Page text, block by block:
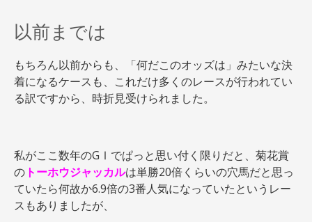
以前までは
もちろん以前からも、「何だこのオッズは」みたいな決
着になるケースも、これだけ多くのレースが行われてい
る訳ですから、時折見受けられました。
私がここ数年のGⅠでぱっと思い付く限りだと、菊花賞
の トーホウジャッカルは単勝20倍くらいの穴馬だと思っ
ていたら何故か6.9倍の3番人気になっていたというレー
スもありましたが、